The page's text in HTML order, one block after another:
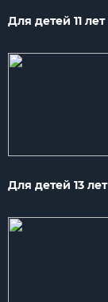
Для детей 11 лет
Для детей 13 лет